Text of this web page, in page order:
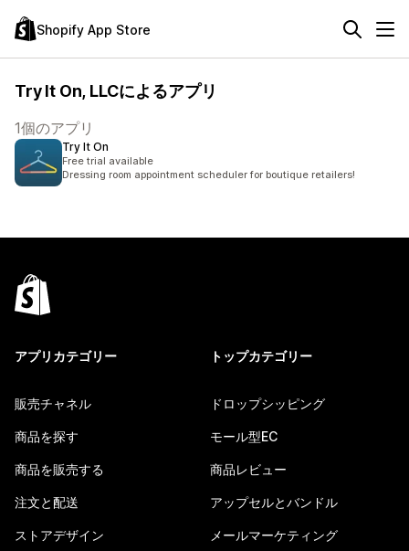
Shopify App Store
Try It On, LLCによるアプリ
1個のアプリ
Try It On
Free trial available
Dressing room appointment scheduler for boutique retailers!
アプリカテゴリー
販売チャネル
商品を探す
商品を販売する
注文と配送
ストアデザイン
トップカテゴリー
ドロップシッピング
モール型EC
商品レビュー
アップセルとバンドル
メールマーケティング